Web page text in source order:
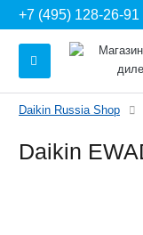
+7 (495) 128-26-91
Daikin Russia Shop
Daikin